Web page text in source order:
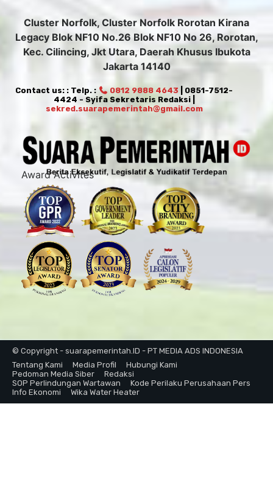
Cluster Norfolk, Cluster Norfolk Rorotan Kirana
Legacy Blok NF10 No.26 Blok NF10 No 26, Rorotan,
Kec. Cilincing, Jkt Utara, Daerah Khusus Ibukota
Jakarta 14140
Contact us: : Telp. : 0812 9888 4643 | 0851-7512-
4424 - Syifa Sekretaris Redaksi |
sekred.suarapemerintah@gmail.com
Award Activites
© Copyright - suarapemerintah.ID - PT MEDIA ADS INDONESIA
Tentang Kami
Media Profil
Hubungi Kami
Pedoman Media Siber
Redaksi
SOP Perlindungan Wartawan
Kode Perilaku Perusahaan Pers
Info Ekonomi
Wika Water Heater